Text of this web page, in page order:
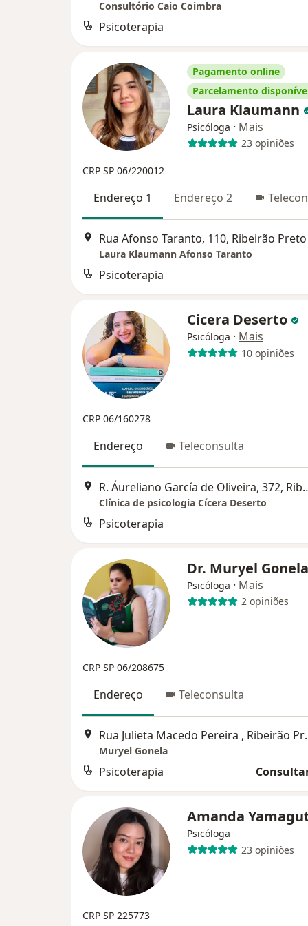
Consultório Caio Coimbra
Psicoterapia
Pagamento online
Parcelamento
Laura Klaumann
Psicóloga · Mais
23 opiniões
CRP SP 06/220012
Endereço 1 Endereço 2
Rua Afonso Taranto, 110, Ribeirão Preto
Laura Klaumann Afonso Taranto
Psicoterapia
Cicera Deserto
Psicóloga · Mais
10 opiniões
CRP 06/160278
Endereço Teleconsulta
R. Áureliano
Clínica de psicologia Cícera Deserto
Psicoterapia
Dr. Muryel
Psicóloga · Mais
2 opiniões
CRP SP 06/208675
Endereço Teleconsulta
Rua
Muryel Gonela
Psicoterapia
Amanda
Psicóloga
23 opiniões
CRP SP 225773